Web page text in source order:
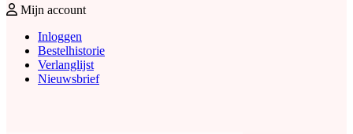
Mijn account
Inloggen
Bestelhistorie
Verlanglijst
Nieuwsbrief